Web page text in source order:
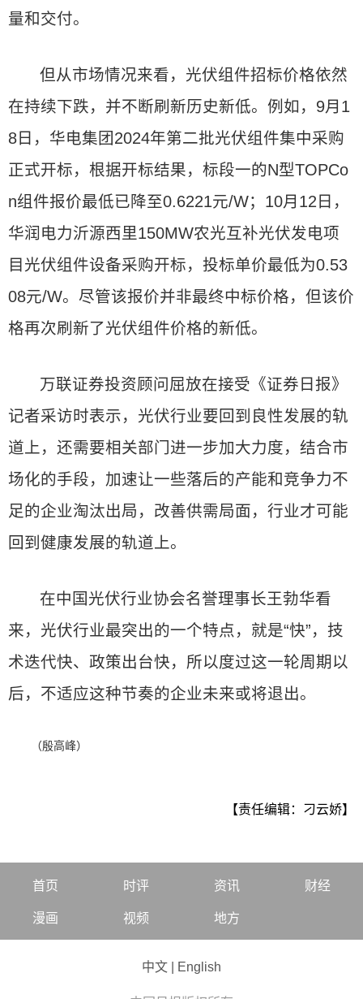
量和交付。
但从市场情况来看，光伏组件招标价格依然
在持续下跌，并不断刷新历史新低。例如，9月1
8日，华电集团2024年第二批光伏组件集中采购
正式开标，根据开标结果，标段一的N型TOPCo
n组件报价最低已降至0.6221元/W；10月12日，
华润电力沂源西里150MW农光互补光伏发电项
目光伏组件设备采购开标，投标单价最低为0.53
08元/W。尽管该报价并非最终中标价格，但该价
格再次刷新了光伏组件价格的新低。
万联证券投资顾问屈放在接受《证券日报》
记者采访时表示，光伏行业要回到良性发展的轨
道上，还需要相关部门进一步加大力度，结合市
场化的手段，加速让一些落后的产能和竞争力不
足的企业淘汰出局，改善供需局面，行业才可能
回到健康发展的轨道上。
在中国光伏行业协会名誉理事长王勃华看
来，光伏行业最突出的一个特点，就是“快”，技
术迭代快、政策出台快，所以度过这一轮周期以
后，不适应这种节奏的企业未来或将退出。
（殷高峰）
【责任编辑：刁云娇】
首页 时评 资讯 财经
漫画 视频 地方
中文 English